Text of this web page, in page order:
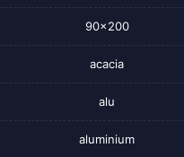
90×200
acacia
alu
aluminium